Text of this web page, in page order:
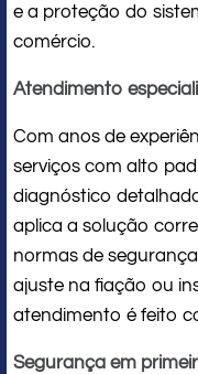
e a proteção do
comércio.
Atendimento
Com anos de
serviços com alto
diagnóstico
aplica a solução
normas de
ajuste na fiação ou
atendimento é feito
Segurança em